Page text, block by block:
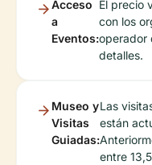
Acceso
a
Eventos:
El precio
con los
operador
detalles.
Museo y
Visitas
Guiadas:
Las
están
entre